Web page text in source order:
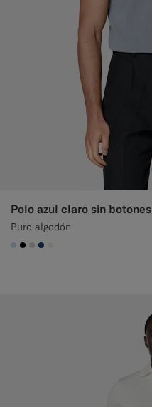
Polo azul claro sin botones
Puro algodón
#CCDCF9
#000000
#D7D1C3
#1C3D7A